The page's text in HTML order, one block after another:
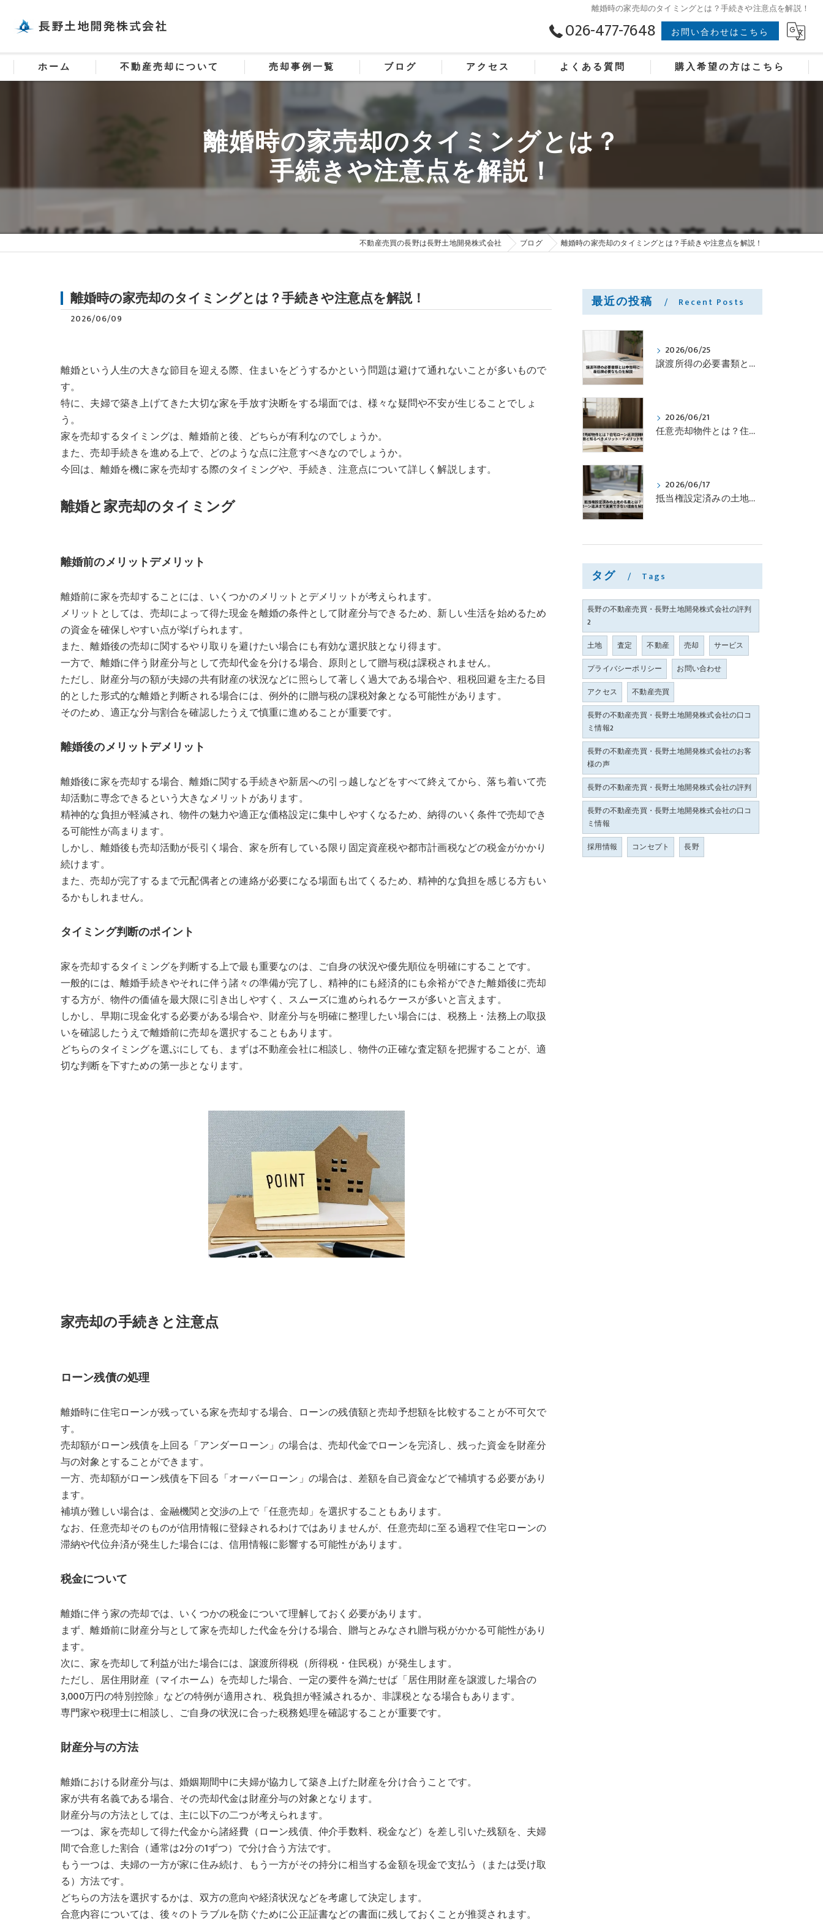
離婚時の家売却のタイミングとは？手続きや注意点を解説！
026-477-7648 お問い合わせはこちら
ホーム 不動産売却について 売却事例一覧 ブログ アクセス よくある質問 購入希望の方はこちら
離婚時の家売却のタイミングとは？
手続きや注意点を解説！
不動産売買の長野は長野土地開発株式会社 ブログ 離婚時の家売却のタイミングとは？手続きや注意点を解説！
離婚時の家売却のタイミングとは？手続きや注意点を解説！
2026/06/09
離婚という人生の大きな節目を迎える際、住まいをどうするかという問題は避けて通れないことが多いもので
す。
特に、夫婦で築き上げてきた大切な家を手放す決断をする場面では、様々な疑問や不安が生じることでしょ
う。
家を売却するタイミングは、離婚前と後、どちらが有利なのでしょうか。
また、売却手続きを進める上で、どのような点に注意すべきなのでしょうか。
今回は、離婚を機に家を売却する際のタイミングや、手続き、注意点について詳しく解説します。
離婚と家売却のタイミング
離婚前のメリットデメリット
離婚前に家を売却することには、いくつかのメリットとデメリットが考えられます。
メリットとしては、売却によって得た現金を離婚の条件として財産分与できるため、新しい生活を始めるため
の資金を確保しやすい点が挙げられます。
また、離婚後の売却に関するやり取りを避けたい場合にも有効な選択肢となり得ます。
一方で、離婚に伴う財産分与として売却代金を分ける場合、原則として贈与税は課税されません。
ただし、財産分与の額が夫婦の共有財産の状況などに照らして著しく過大である場合や、租税回避を主たる目
的とした形式的な離婚と判断される場合には、例外的に贈与税の課税対象となる可能性があります。
そのため、適正な分与割合を確認したうえで慎重に進めることが重要です。
離婚後のメリットデメリット
離婚後に家を売却する場合、離婚に関する手続きや新居への引っ越しなどをすべて終えてから、落ち着いて売
却活動に専念できるという大きなメリットがあります。
精神的な負担が軽減され、物件の魅力や適正な価格設定に集中しやすくなるため、納得のいく条件で売却でき
る可能性が高まります。
しかし、離婚後も売却活動が長引く場合、家を所有している限り固定資産税や都市計画税などの税金がかかり
続けます。
また、売却が完了するまで元配偶者との連絡が必要になる場面も出てくるため、精神的な負担を感じる方もい
るかもしれません。
タイミング判断のポイント
家を売却するタイミングを判断する上で最も重要なのは、ご自身の状況や優先順位を明確にすることです。
一般的には、離婚手続きやそれに伴う諸々の準備が完了し、精神的にも経済的にも余裕ができた離婚後に売却
する方が、物件の価値を最大限に引き出しやすく、スムーズに進められるケースが多いと言えます。
しかし、早期に現金化する必要がある場合や、財産分与を明確に整理したい場合には、税務上・法務上の取扱
いを確認したうえで離婚前に売却を選択することもあります。
どちらのタイミングを選ぶにしても、まずは不動産会社に相談し、物件の正確な査定額を把握することが、適
切な判断を下すための第一歩となります。
家売却の手続きと注意点
ローン残債の処理
離婚時に住宅ローンが残っている家を売却する場合、ローンの残債額と売却予想額を比較することが不可欠で
す。
売却額がローン残債を上回る「アンダーローン」の場合は、売却代金でローンを完済し、残った資金を財産分
与の対象とすることができます。
一方、売却額がローン残債を下回る「オーバーローン」の場合は、差額を自己資金などで補填する必要があり
ます。
補填が難しい場合は、金融機関と交渉の上で「任意売却」を選択することもあります。
なお、任意売却そのものが信用情報に登録されるわけではありませんが、任意売却に至る過程で住宅ローンの
滞納や代位弁済が発生した場合には、信用情報に影響する可能性があります。
税金について
離婚に伴う家の売却では、いくつかの税金について理解しておく必要があります。
まず、離婚前に財産分与として家を売却した代金を分ける場合、贈与とみなされ贈与税がかかる可能性があり
ます。
次に、家を売却して利益が出た場合には、譲渡所得税（所得税・住民税）が発生します。
ただし、居住用財産（マイホーム）を売却した場合、一定の要件を満たせば「居住用財産を譲渡した場合の
3,000万円の特別控除」などの特例が適用され、税負担が軽減されるか、非課税となる場合もあります。
専門家や税理士に相談し、ご自身の状況に合った税務処理を確認することが重要です。
財産分与の方法
離婚における財産分与は、婚姻期間中に夫婦が協力して築き上げた財産を分け合うことです。
家が共有名義である場合、その売却代金は財産分与の対象となります。
財産分与の方法としては、主に以下の二つが考えられます。
一つは、家を売却して得た代金から諸経費（ローン残債、仲介手数料、税金など）を差し引いた残額を、夫婦
間で合意した割合（通常は2分の1ずつ）で分け合う方法です。
もう一つは、夫婦の一方が家に住み続け、もう一方がその持分に相当する金額を現金で支払う（または受け取
る）方法です。
どちらの方法を選択するかは、双方の意向や経済状況などを考慮して決定します。
合意内容については、後々のトラブルを防ぐために公正証書などの書面に残しておくことが推奨されます。
最近の投稿 Recent Posts
2026/06/25
譲渡所得の必要書類とは申告時に最低限必要なものを解説
2026/06/21
任意売却物件とは？住宅ローン返済困難時の選択肢と知るべきメリット・デメリットを解説
2026/06/17
抵当権設定済みの土地の名義とは？ローン返済まで変更できない理由を解説
タグ Tags
長野の不動産売買・長野土地開発株式会社の評判
2
土地
査定 不動産 売却
サービス
プライバシーポリシー
お問い合わせ
アクセス
不動産売買
長野の不動産売買・長野土地開発株式会社の口コ
ミ情報2
長野の不動産売買・長野土地開発株式会社のお客
様の声
長野の不動産売買・長野土地開発株式会社の評判
長野の不動産売買・長野土地開発株式会社の口コ
ミ情報
採用情報
コンセプト 長野